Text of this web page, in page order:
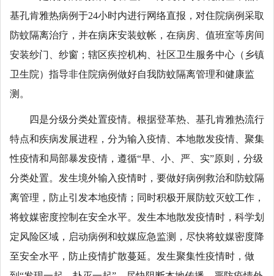
基孔肯雅热病例于24小时内进行网络直报，对住院病例采取
防蚊隔离治疗，并在病床安装蚊帐，在病房、值班室等房间
安装纱门、纱窗；辖区疾控机构、社区卫生服务中心（乡镇
卫生院）指导非住院病例做好自我防蚊隔离管理和健康监
测。
四是分级分类处置疫情。根据登革热、基孔肯雅热流行
特点和疾病发展进程，分为输入疫情、本地散发疫情、聚集
性疫情和局部暴发疫情，遵循“早、小、严、实”原则，分级
分类处置。发生境外输入疫情时，要做好病例救治和防蚊隔
离管理，防止引发本地疫情；同时积极开展防蚊灭蚊工作，
将蚊媒密度控制在安全水平。发生本地散发疫情时，科学划
定风险区域，启动病例和蚊媒应急监测，尽快将蚊媒密度降
至安全水平，防止疫情扩散蔓延。发生聚集性疫情时，做